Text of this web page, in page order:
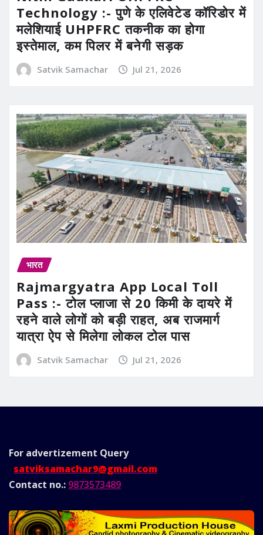
Technology :- पुणे के एलिवेटेड कॉरिडोर में
मलेशियाई UHPFRC तकनीक का होगा
इस्तेमाल, कम पिलर में बनेगी सड़क
Satvik Samachar Jul 21, 2026
भारत
Rajmargyatra App Local Toll
Pass :- टोल प्लाजा से 20 किमी के दायरे में
रहने वाले लोगों को बड़ी राहत, अब राजमार्ग
यात्रा ऐप से मिलेगा लोकल टोल पास
Satvik Samachar Jul 21, 2026
For advertizement Query
satviksamachar9@gmail.com
Contact no.: 9873573489